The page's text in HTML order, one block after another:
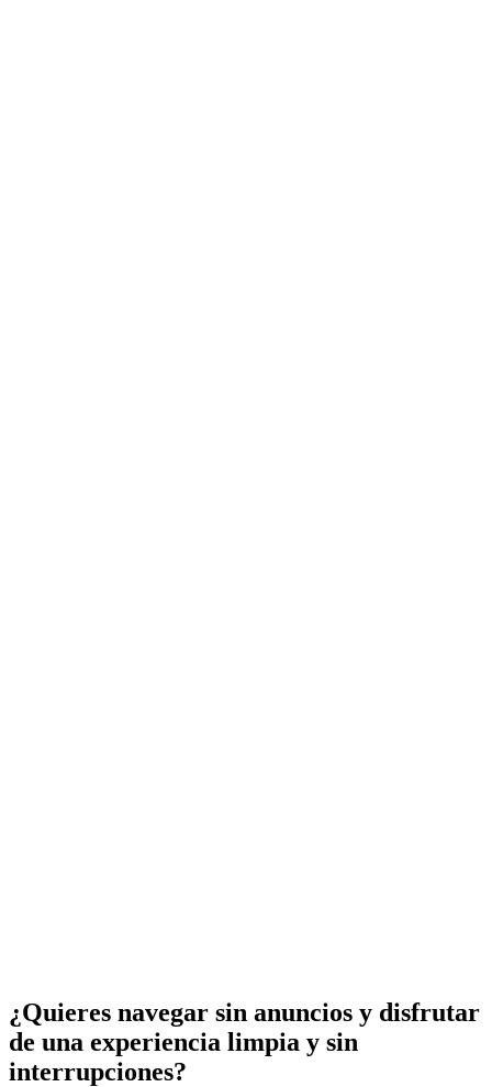
¿Quieres navegar sin anuncios y disfrutar
de una experiencia limpia y sin
interrupciones?